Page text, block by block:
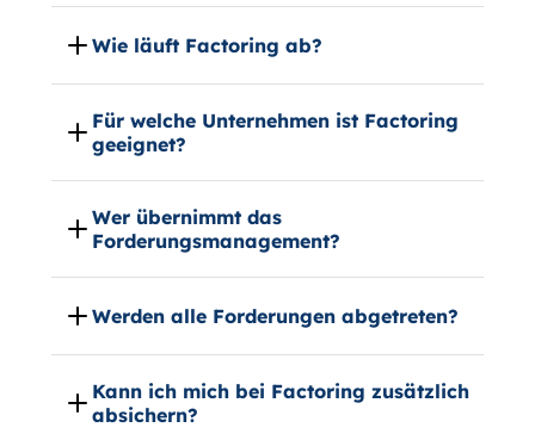
Wie läuft Factoring ab?
Für welche Unternehmen ist Factoring
geeignet?
Wer übernimmt das
Forderungsmanagement?
Werden alle Forderungen abgetreten?
Kann ich mich bei Factoring zusätzlich
absichern?